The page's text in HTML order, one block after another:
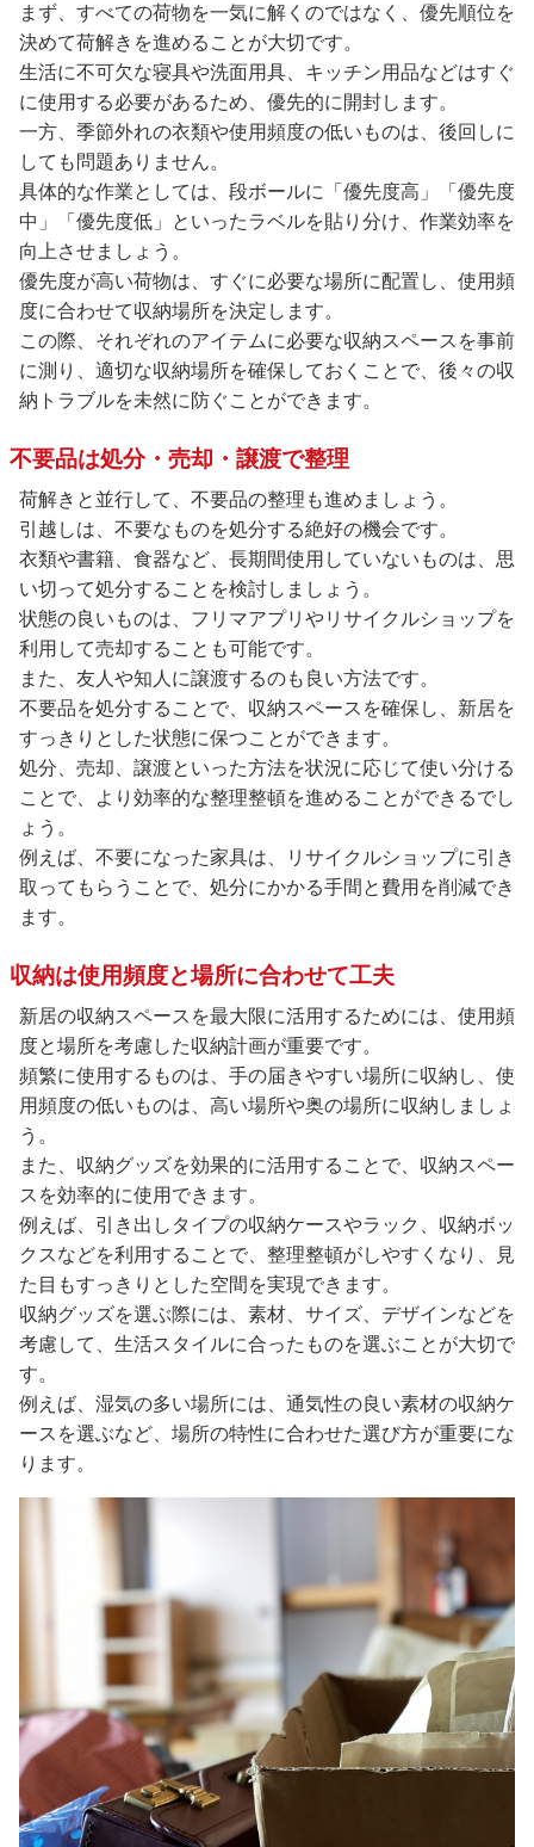
まず、すべての荷物を一気に解くのではなく、優先順位を
決めて荷解きを進めることが大切です。
生活に不可欠な寝具や洗面用具、キッチン用品などはすぐ
に使用する必要があるため、優先的に開封します。
一方、季節外れの衣類や使用頻度の低いものは、後回しに
しても問題ありません。
具体的な作業としては、段ボールに「優先度高」「優先度
中」「優先度低」といったラベルを貼り分け、作業効率を
向上させましょう。
優先度が高い荷物は、すぐに必要な場所に配置し、使用頻
度に合わせて収納場所を決定します。
この際、それぞれのアイテムに必要な収納スペースを事前
に測り、適切な収納場所を確保しておくことで、後々の収
納トラブルを未然に防ぐことができます。
不要品は処分・売却・譲渡で整理
荷解きと並行して、不要品の整理も進めましょう。
引越しは、不要なものを処分する絶好の機会です。
衣類や書籍、食器など、長期間使用していないものは、思
い切って処分することを検討しましょう。
状態の良いものは、フリマアプリやリサイクルショップを
利用して売却することも可能です。
また、友人や知人に譲渡するのも良い方法です。
不要品を処分することで、収納スペースを確保し、新居を
すっきりとした状態に保つことができます。
処分、売却、譲渡といった方法を状況に応じて使い分ける
ことで、より効率的な整理整頓を進めることができるでし
ょう。
例えば、不要になった家具は、リサイクルショップに引き
取ってもらうことで、処分にかかる手間と費用を削減でき
ます。
収納は使用頻度と場所に合わせて工夫
新居の収納スペースを最大限に活用するためには、使用頻
度と場所を考慮した収納計画が重要です。
頻繁に使用するものは、手の届きやすい場所に収納し、使
用頻度の低いものは、高い場所や奥の場所に収納しましょ
う。
また、収納グッズを効果的に活用することで、収納スペー
スを効率的に使用できます。
例えば、引き出しタイプの収納ケースやラック、収納ボッ
クスなどを利用することで、整理整頓がしやすくなり、見
た目もすっきりとした空間を実現できます。
収納グッズを選ぶ際には、素材、サイズ、デザインなどを
考慮して、生活スタイルに合ったものを選ぶことが大切で
す。
例えば、湿気の多い場所には、通気性の良い素材の収納ケ
ースを選ぶなど、場所の特性に合わせた選び方が重要にな
ります。